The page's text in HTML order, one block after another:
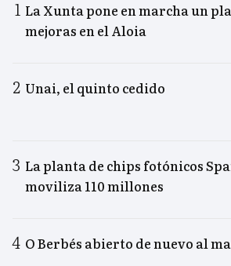
La Xunta pone en marcha un
mejoras en el Aloia
Unai, el quinto cedido
La planta de chips fotónicos
moviliza 110 millones
O Berbés abierto de nuevo al